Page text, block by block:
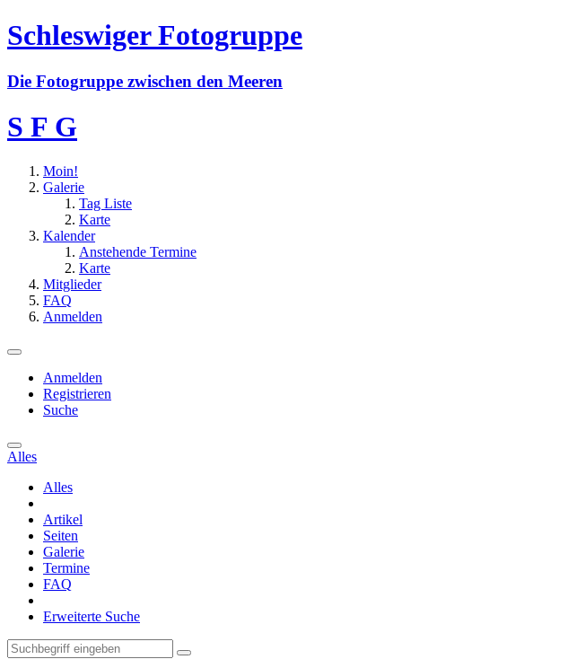
Schleswiger Fotogruppe
Die Fotogruppe zwischen den Meeren
S F G
Moin!
Galerie
Tag Liste
Karte
Kalender
Anstehende Termine
Karte
Mitglieder
FAQ
Anmelden
Anmelden
Registrieren
Suche
Alles
Alles
Artikel
Seiten
Galerie
Termine
FAQ
Erweiterte Suche